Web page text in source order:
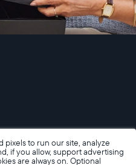
pixels to run our site, analyze
if you allow, support advertising
are always on. Optional